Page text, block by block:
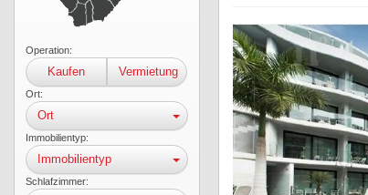
Operation:
Kaufen Vermietung
Ort:
Ort
Immobilientyp:
Immobilientyp
Schlafzimmer: